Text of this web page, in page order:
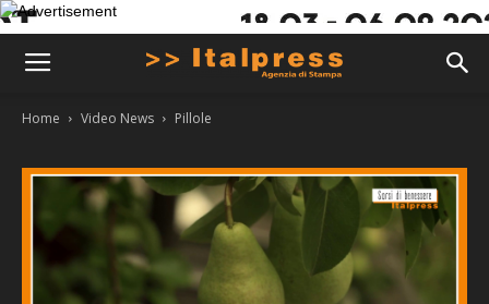
Home Video News Pillole